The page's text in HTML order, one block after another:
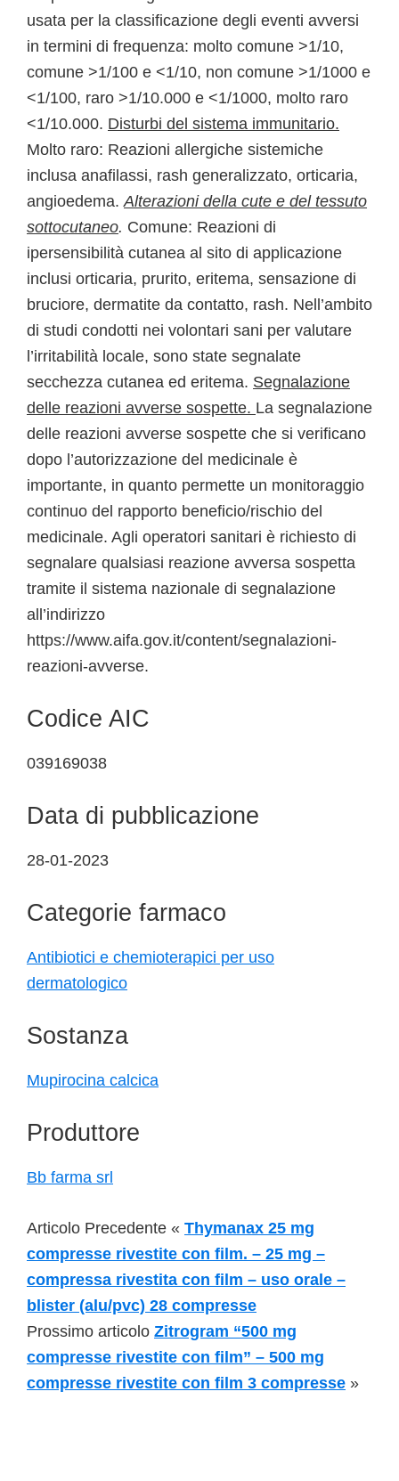
usata per la classificazione degli eventi avversi
in termini di frequenza: molto comune >1/10,
comune >1/100 e <1/10, non comune >1/1000 e
<1/100, raro >1/10.000 e <1/1000, molto raro
<1/10.000. Disturbi del sistema immunitario.
Molto raro: Reazioni allergiche sistemiche
inclusa anafilassi, rash generalizzato, orticaria,
angioedema.Alterazioni della cute e del tessuto
sottocutaneo. Comune: Reazioni di
ipersensibilità cutanea al sito di applicazione
inclusi orticaria, prurito, eritema, sensazione di
bruciore, dermatite da contatto, rash. Nell’ambito
di studi condotti nei volontari sani per valutare
l’irritabilità locale, sono state segnalate
secchezza cutanea ed eritema. Segnalazione
delle reazioni avverse sospette. La segnalazione
delle reazioni avverse sospette che si verificano
dopo l’autorizzazione del medicinale è
importante, in quanto permette un monitoraggio
continuo del rapporto beneficio/rischio del
medicinale. Agli operatori sanitari è richiesto di
segnalare qualsiasi reazione avversa sospetta
tramite il sistema nazionale di segnalazione
all’indirizzo
https://www.aifa.gov.it/content/segnalazioni-
reazioni-avverse.
Codice AIC
039169038
Data di pubblicazione
28-01-2023
Categorie farmaco
Antibiotici e chemioterapici per uso
dermatologico
Sostanza
Mupirocina calcica
Produttore
Bb farma srl
Articolo Precedente « Thymanax 25 mg
compresse rivestite con film. – 25 mg –
compressa rivestita con film – uso orale –
blister (alu/pvc) 28 compresse
Prossimo articolo Zitrogram “500 mg
compresse rivestite con film” – 500 mg
compresse rivestite con film 3 compresse »